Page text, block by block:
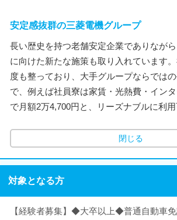
安定感抜群の三菱電機グループ
長い歴史を持つ老舗安定企業でありなが
に向けた新たな施策も取り入れています
度も整っており、大手グループならでは
で、例えば社員寮は家賃・光熱費・イン
で月額2万4,700円と、リーズナブルに利用
閉じる
対象となる方
【経験者募集】◆大卒以上◆普通自動車